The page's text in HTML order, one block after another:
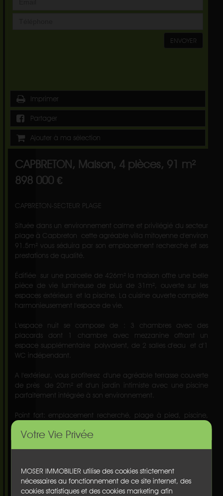
Votre Vie Privée
MOSER IMMOBILIER utilise des cookies strictement
nécessaires au fonctionnement de ce site internet, des
cookies statistiques et des cookies marketing afin
ENVOYER
Imprimer
Partager
Ajouter à ma sélection
CAPBRETON, Maison, 4 pièces, 91 m²
898 000 €
CAPBRETON-SECTEUR PLAGE
Située dans un environnement calme et privilégié du secteur
plage à Capbreton cette agréable villa mitoyenne d'environ
91.5m² vous séduira par son emplacement recherché et ses
prestations de qualité.
Édifiée sur une parcelle de 426m² la maison offre une belle
pièce de vie lumineuse de plus de 31m², ouverte sur les
espaces extérieurs et la piscine. La cuisine ouverte complète
harmonieusement l'espace de vie.
L'espace nuit se compose de : 3 chambres avec des
placards dont 1 chambre avec mezzanine offrant un
espace supplémentaire polyvalent, de 2 salles d'eau et d'1
WC indépendant.
A l'extérieur, vous profiterez d'une agréable terrasse couverte
de près de 20m² et d'un jardin intimiste avec une piscine
parfaitement intégrée à son environnement.
Point fort: emplacement recherché, plage à pied, piscine,
Honoraires à la charge de l'acquéreur : 4,66% TTC